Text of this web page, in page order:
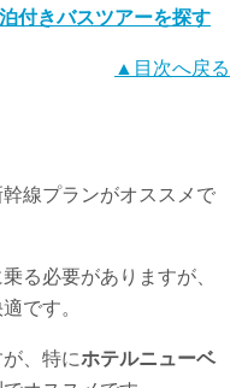
付きバスツアーを探す
▲目次へ戻る
線プランがオススメで
乗る必要がありますが、
です。
、特にホテルニューベ